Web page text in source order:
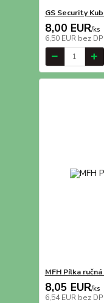
GS Security
8,00 EUR/ks
6,50 EUR bez
MFH Pílka
8,05 EUR/ks
6,54 EUR bez